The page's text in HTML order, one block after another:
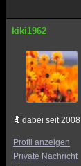
kiki1962
dabei seit 2008
Profil anzeigen
Private Nachricht